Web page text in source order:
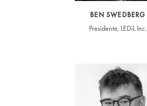
BEN SWEDBERG
Presidente, LEDiL Inc.